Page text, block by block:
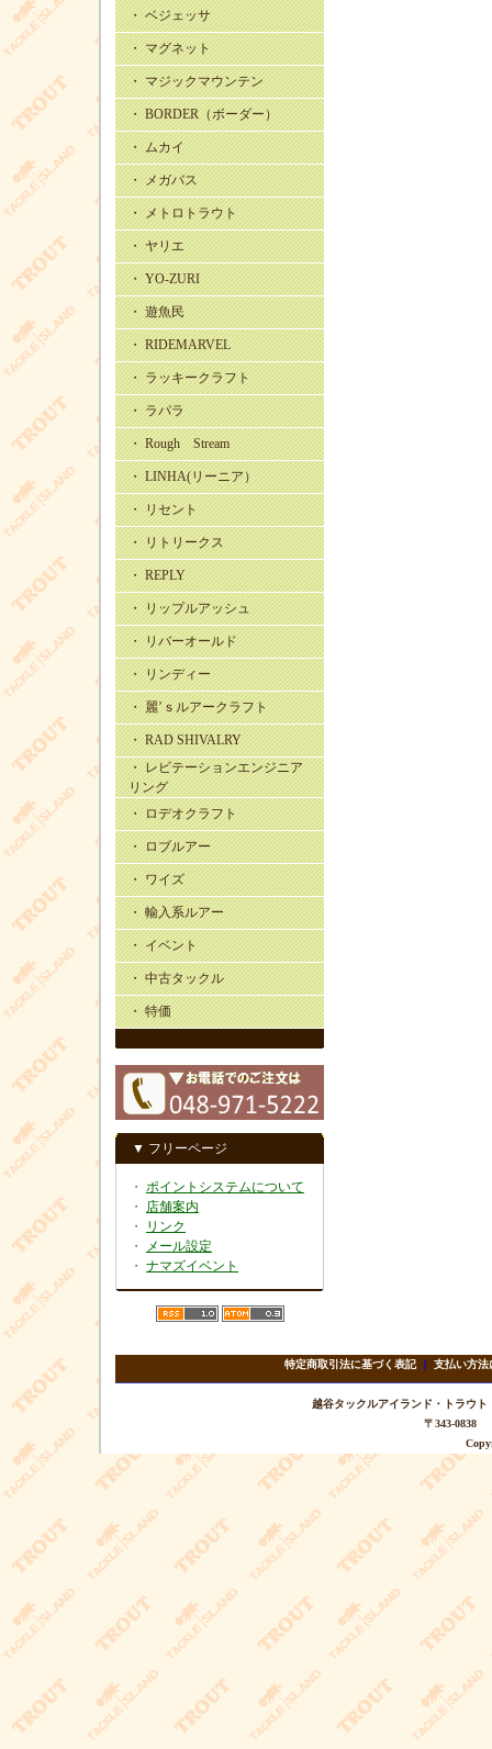
・ ベジェッサ
・ マグネット
・ マジックマウンテン
・ BORDER（ボーダー）
・ ムカイ
・ メガバス
・ メトロトラウト
・ ヤリエ
・ YO-ZURI
・ 遊魚民
・ RIDEMARVEL
・ ラッキークラフト
・ ラパラ
・ Rough Stream
・ LINHA(リーニア）
・ リセント
・ リトリークス
・ REPLY
・ リップルアッシュ
・ リバーオールド
・ リンディー
・ 麗’ｓルアークラフト
・ RAD SHIVALRY
・ レビテーションエンジニア
リング
・ ロデオクラフト
・ ロブルアー
・ ワイズ
・ 輸入系ルアー
・ イベント
・ 中古タックル
・ 特価
▼ フリーページ
・ ポイントシステムについて
・ 店舗案内
・
リンク
・
メール設定
・ ナマズイベント
特定商取引法に基づく表記｜ 支払い方法
越谷タックルアイランド・トラ
〒343-0838